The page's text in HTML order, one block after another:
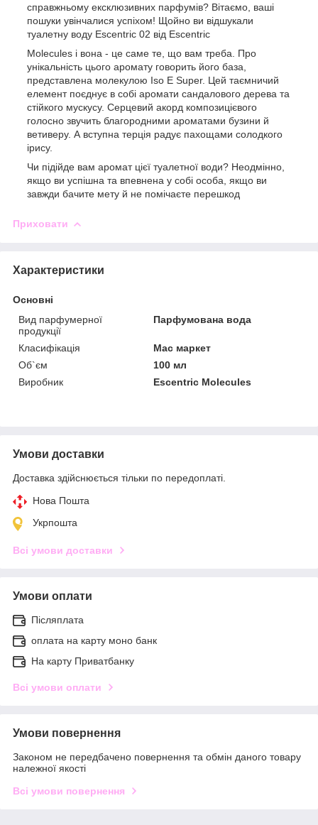
справжньому ексклюзивних парфумів? Вітаємо, ваші
пошуки увінчалися успіхом! Щойно ви відшукали
туалетну воду Escentric 02 від Escentric
Molecules і вона - це саме те, що вам треба. Про
унікальність цього аромату говорить його база,
представлена молекулою Iso Е Super. Цей таємничий
елемент поєднує в собі аромати сандалового дерева та
стійкого мускусу. Серцевий акорд композицієвого
голосно звучить благородними ароматами бузини й
ветиверу. А вступна терція радує пахощами солодкого
ірису.
Чи підійде вам аромат цієї туалетної води? Неодмінно,
якщо ви успішна та впевнена у собі особа, якщо ви
завжди бачите мету й не помічаєте перешкод
Приховати
Характеристики
Основні
Вид парфумерної
продукції
Парфумована вода
Класифікація
Мас маркет
Об`єм
100 мл
Виробник
Escentric Molecules
Умови доставки
Доставка здійснюється тільки по передоплаті.
Нова Пошта
Укрпошта
Всі умови доставки
Умови оплати
Післяплата
оплата на карту моно банк
На карту Приватбанку
Всі умови оплати
Умови повернення
Законом не передбачено повернення та обмін даного товару
належної якості
Всі умови повернення